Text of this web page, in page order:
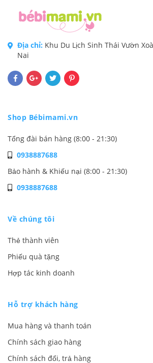
Địa chỉ: Khu Du Lịch Sinh Thái Vườn
Nai
Shop Bébimami.vn
Tổng đài bán hàng (8:00 - 21:30)
0938887688
Bảo hành & Khiếu nại (8:00 - 21:30)
0938887688
Về chúng tôi
Thẻ thành viên
Phiếu quà tặng
Hợp tác kinh doanh
Hỗ trợ khách hàng
Mua hàng và thanh toán
Chính sách giao hàng
Chính sách đổi, trả hàng